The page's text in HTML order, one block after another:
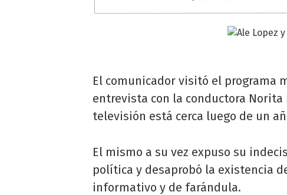
El comunicador visitó el programa
entrevista con la conductora Norita
televisión está cerca luego de un
El mismo a su vez expuso su
política y desaprobó la existencia
informativo y de farándula.